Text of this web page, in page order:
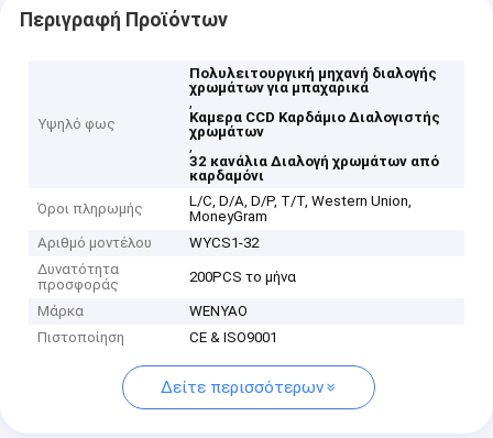
Περιγραφή Προϊόντων
Υψηλό φως
Πολυλειτουργική μηχανή διαλογής
χρωμάτων για μπαχαρικά
,
Καμερα CCD Καρδάμιο Διαλογιστής
χρωμάτων
,
32 κανάλια Διαλογή χρωμάτων από
καρδαμόνι
Όροι πληρωμής
L/C, D/A, D/P, T/T, Western Union,
MoneyGram
Αριθμό μοντέλου
WYCS1-32
Δυνατότητα
προσφοράς
200PCS το μήνα
Μάρκα
WENYAO
Πιστοποίηση
CE & ISO9001
Δείτε περισσότερων